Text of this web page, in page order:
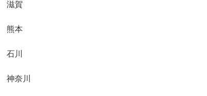
滋賀
熊本
石川
神奈川